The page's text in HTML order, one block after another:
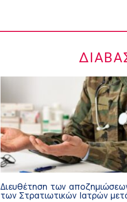
Διευθέτηση των
των Στρατιωτικών Ιατρών